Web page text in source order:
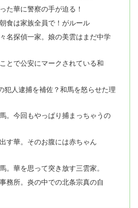
た華に警察の手が迫る！
食は家族全員で！がルール
名探偵一家。娘の美雲はまだ中学
とで公安にマークされている和
犯人逮捕を補佐？和馬を怒らせた理
。今回もやっぱり捕まっちゃうの
す華。そのお腹には赤ちゃん
。華を思って突き放す三雲家。
務所。炎の中での北条宗真の自